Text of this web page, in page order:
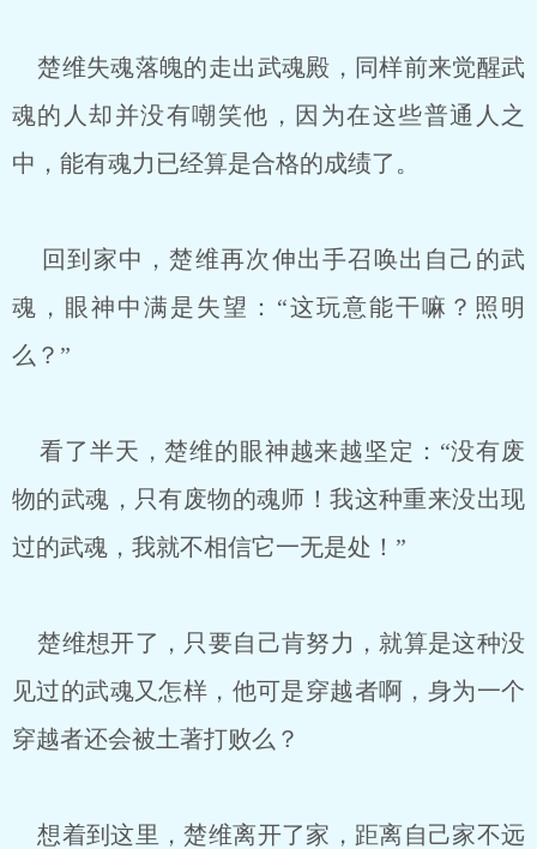
楚维失魂落魄的走出武魂殿，同样前来觉醒武
魂的人却并没有嘲笑他，因为在这些普通人之
中，能有魂力已经算是合格的成绩了。
回到家中，楚维再次伸出手召唤出自己的武
魂，眼神中满是失望：“这玩意能干嘛？照明
么？”
看了半天，楚维的眼神越来越坚定：“没有废
物的武魂，只有废物的魂师！我这种重来没出现
过的武魂，我就不相信它一无是处！”
楚维想开了，只要自己肯努力，就算是这种没
见过的武魂又怎样，他可是穿越者啊，身为一个
穿越者还会被土著打败么？
想着到这里，楚维离开了家，距离自己家不远